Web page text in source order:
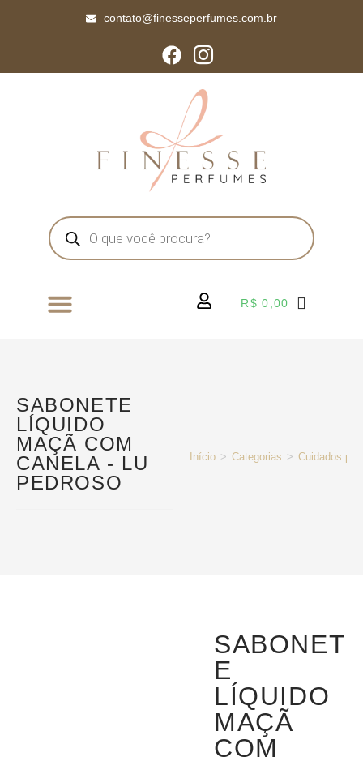
contato@finesseperfumes.com.br
R$ 0,00
SABONETE
LÍQUIDO
MAÇÃ COM
CANELA - LU
PEDROSO
Início > Categorias > Cuidados
SABONET
E
LÍQUIDO
MAÇÃ
COM